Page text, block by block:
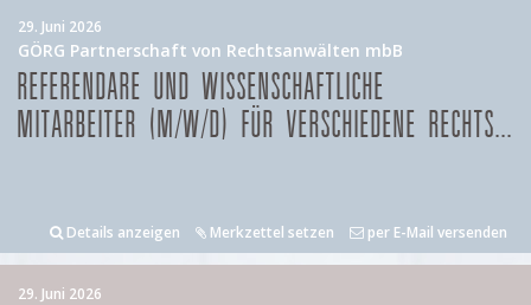
29. Juni 2026
GÖRG Partnerschaft von Rechtsanwälten mbB
REFERENDARE UND WISSENSCHAFTLICHE
MITARBEITER (M/W/D) FÜR VERSCHIEDENE RECHTS...
Details anzeigen Merkzettel setzen per E-Mail versenden
29. Juni 2026